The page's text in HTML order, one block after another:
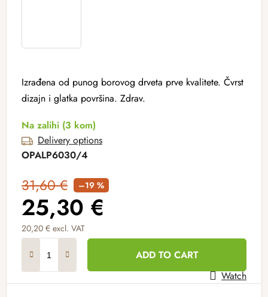
Izrađena od punog borovog drveta prve kvalitete. Čvrst
dizajn i glatka površina. Zdrav.
Na zalihi (3 kom)
Delivery options
OPALP6030/4
31,60 € –19 %
25,30 €
20,20 € excl. VAT
ADD TO CART
Watch